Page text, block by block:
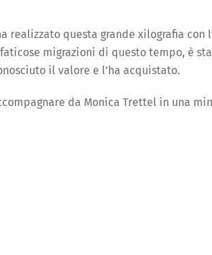
realizzato questa grande xilografia con
migrazioni di questo tempo, è
il valore e l’ha acquistato.
da Monica Trettel in una